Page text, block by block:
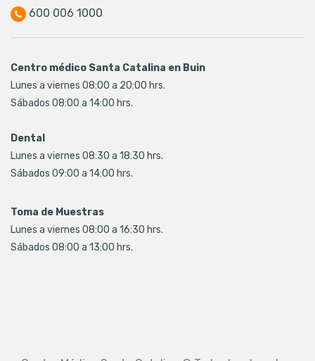
600 006 1000
Centro médico Santa Catalina en Buin
Lunes a viernes 08:00 a 20:00 hrs.
Sábados 08:00 a 14:00 hrs.
Dental
Lunes a viernes 08:30 a 18:30 hrs.
Sábados 09:00 a 14:00 hrs.
Toma de Muestras
Lunes a viernes 08:00 a 16:30 hrs.
Sábados 08:00 a 13:00 hrs.